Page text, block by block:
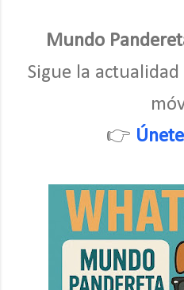
Mundo
Sigue la
👉